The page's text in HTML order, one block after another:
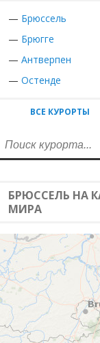
— Брюссель
— Брюгге
— Антверпен
— Остенде
ВСЕ КУРОРТЫ
БРЮССЕЛЬ НА
МИРА